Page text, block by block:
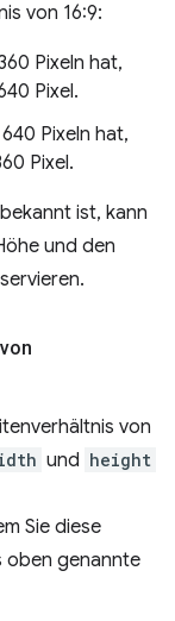
von 16:9:
Pixeln hat,
Pixel.
Pixeln hat,
Pixel.
ist, kann
und den
von
und height
Sie diese
oben genannte